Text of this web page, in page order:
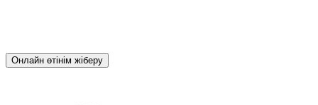
Онлайн өтінім жіберу